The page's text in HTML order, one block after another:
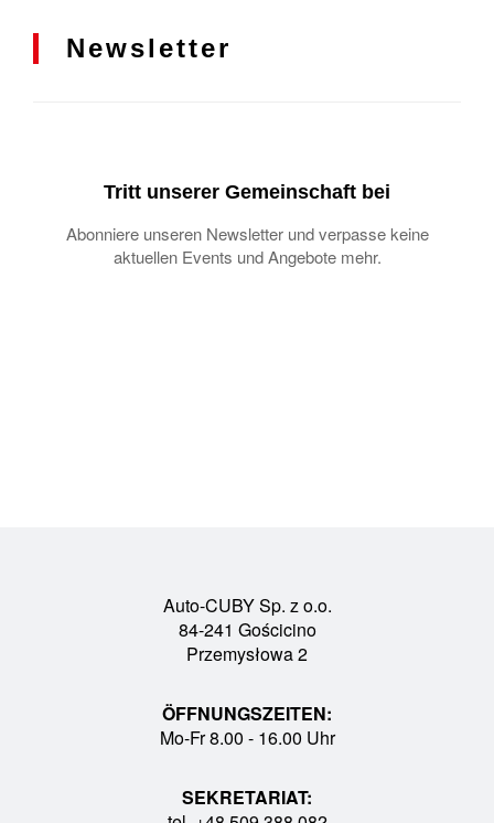
Newsletter
Tritt unserer Gemeinschaft bei
Abonniere unseren Newsletter und verpasse keine
aktuellen Events und Angebote mehr.
Auto-CUBY Sp. z o.o.
84-241 Gościcino
Przemysłowa 2
ÖFFNUNGSZEITEN:
Mo-Fr 8.00 - 16.00 Uhr
SEKRETARIAT: